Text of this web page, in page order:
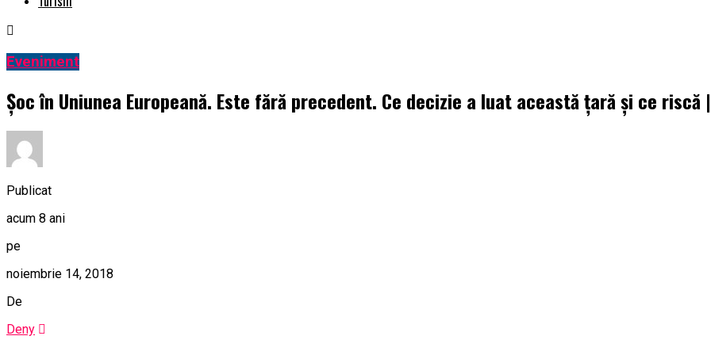
Eveniment
Șoc în Uniunea Europeană. Este fără precedent. Ce decizie a luat această țară și ce riscă
Publicat
acum 8 ani
pe
noiembrie 14, 2018
De
Deny